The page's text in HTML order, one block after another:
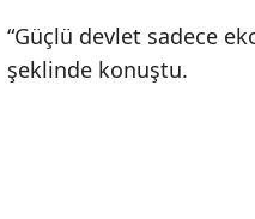
“Güçlü devlet sadece
şeklinde konuştu.